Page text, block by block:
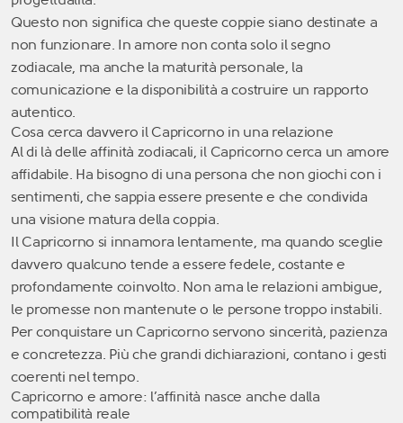
Questo non significa che queste coppie siano destinate a
non funzionare. In amore non conta solo il segno
zodiacale, ma anche la maturità personale, la
comunicazione e la disponibilità a costruire un rapporto
autentico.
Cosa cerca davvero il Capricorno in una relazione
Al di là delle affinità zodiacali, il Capricorno cerca un amore
affidabile. Ha bisogno di una persona che non giochi con i
sentimenti, che sappia essere presente e che condivida
una visione matura della coppia.
Il Capricorno si innamora lentamente, ma quando sceglie
davvero qualcuno tende a essere fedele, costante e
profondamente coinvolto. Non ama le relazioni ambigue,
le promesse non mantenute o le persone troppo instabili.
Per conquistare un Capricorno servono sincerità, pazienza
e concretezza. Più che grandi dichiarazioni, contano i gesti
coerenti nel tempo.
Capricorno e amore: l’affinità nasce anche dalla
compatibilità reale